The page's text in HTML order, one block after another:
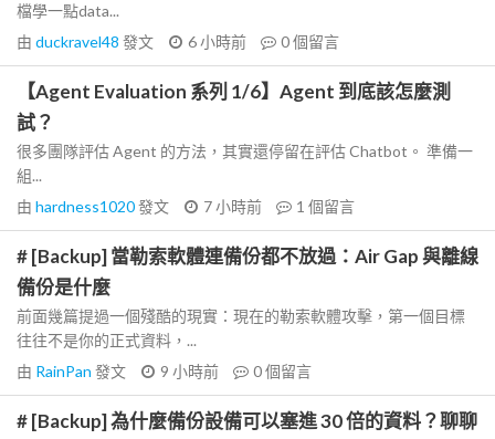
檔學一點data...
由 duckravel48 發文 6 小時前 0個留言
【Agent Evaluation 系列 1/6】Agent 到底該怎麼測
試？
很多團隊評估 Agent 的方法，其實還停留在評估 Chatbot。 準備一
組...
由 hardness1020發文 7 小時前 1 個留言
# [Backup] 當勒索軟體連備份都不放過：Air Gap 與離線
備份是什麼
前面幾篇提過一個殘酷的現實：現在的勒索軟體攻擊，第一個目標
往往不是你的正式資料，...
由 RainPan 發文 9 小時前 0個留言
# [Backup] 為什麼備份設備可以塞進 30 倍的資料？聊聊